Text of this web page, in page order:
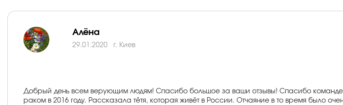
Алёна
29.01.2020 г. Киев
Добрый день всем верующим людям! Спасибо большое за ваши отзывы! Спасибо
раком в 2016 году. Рассказала тётя, которая живёт в России. Отчаяние в то время было